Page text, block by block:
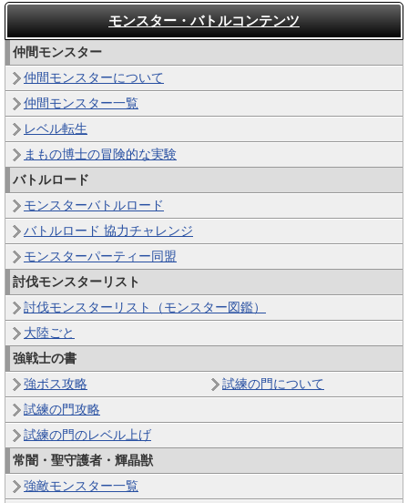
モンスター・バトルコンテンツ
仲間モンスター
仲間モンスターについて
仲間モンスター一覧
レベル転生
まもの博士の冒険的な実験
バトルロード
モンスターバトルロード
バトルロード 協力チャレンジ
モンスターパーティー同盟
討伐モンスターリスト
討伐モンスターリスト（モンスター図鑑）
大陸ごと
強戦士の書
強ボス攻略
試練の門について
試練の門攻略
試練の門のレベル上げ
常闇・聖守護者・輝晶獣
強敵モンスター一覧